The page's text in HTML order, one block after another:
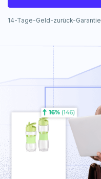
14-Tage-Geld-zurück-Garantie